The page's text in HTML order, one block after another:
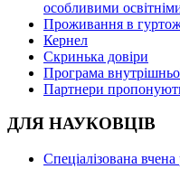
особливими
Проживання в
Кернел
Скринька довіри
Програма
Партнери
ДЛЯ НАУКОВЦІВ
Спеціалізована